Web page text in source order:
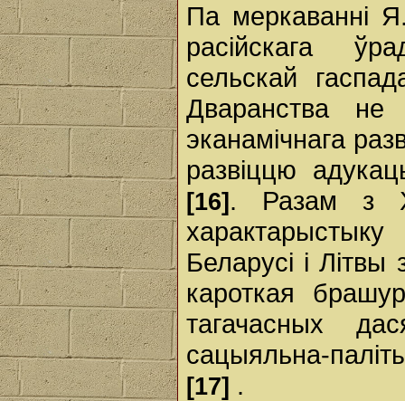
Па меркаванні
расійскага
сельскай
Дваранства не
эканамічнага
развіццю
[16] . Разам з Х.
Беларусі і
кароткая
тагачасных
сацыяльна-
[17] .